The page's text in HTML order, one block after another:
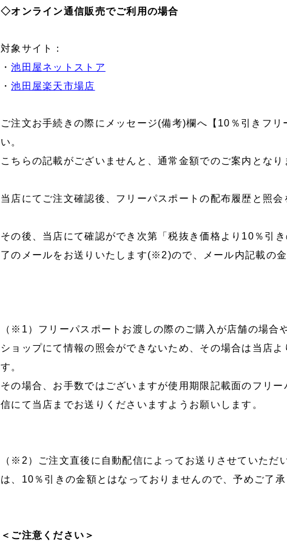
◇オンライン通信販売でご利用の場合
対象サイト：
・池田屋ネットストア
・池田屋楽天市場店
ご注文お手続きの際にメッセージ(備考)欄へ【10％引きフ
い。
こちらの記載がございませんと、通常金額でのご案内となり
当店にてご注文確認後、フリーパスポートの配布履歴と照
その後、当店にて確認ができ次第「税抜き価格より10％引
了のメールをお送りいたします(※2)ので、メール内記載の金
（※1）フリーパスポートお渡しの際のご購入が店舗の場合
ショップにて情報の照会ができないため、その場合は当店
す。
その場合、お手数ではございますが使用期限記載面のフリ
信にて当店までお送りくださいますようお願いします。
（※2）ご注文直後に自動配信によってお送りさせていただ
は、10％引きの金額とはなっておりませんので、予めご了承
＜ご注意ください＞